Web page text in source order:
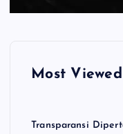
Most
Transparansi